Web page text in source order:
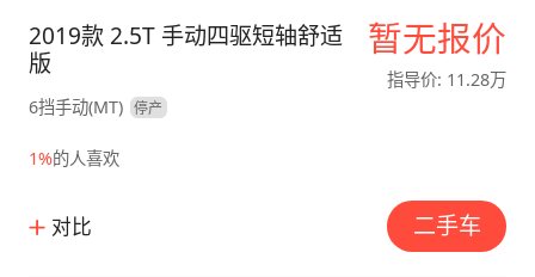
暂无报价
指导价: 11.28万
2019款 2.5T 手动四驱短轴舒适
版
6挡手动(MT) 停产
1%的人喜欢
对比 二手车